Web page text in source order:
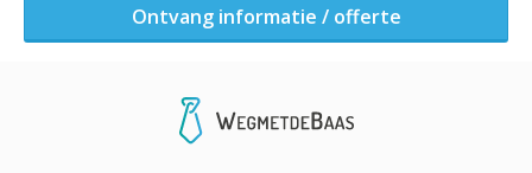
bedrijfsevent of teambuilding een kunstig tintje te
Ontvang informatie / offerte